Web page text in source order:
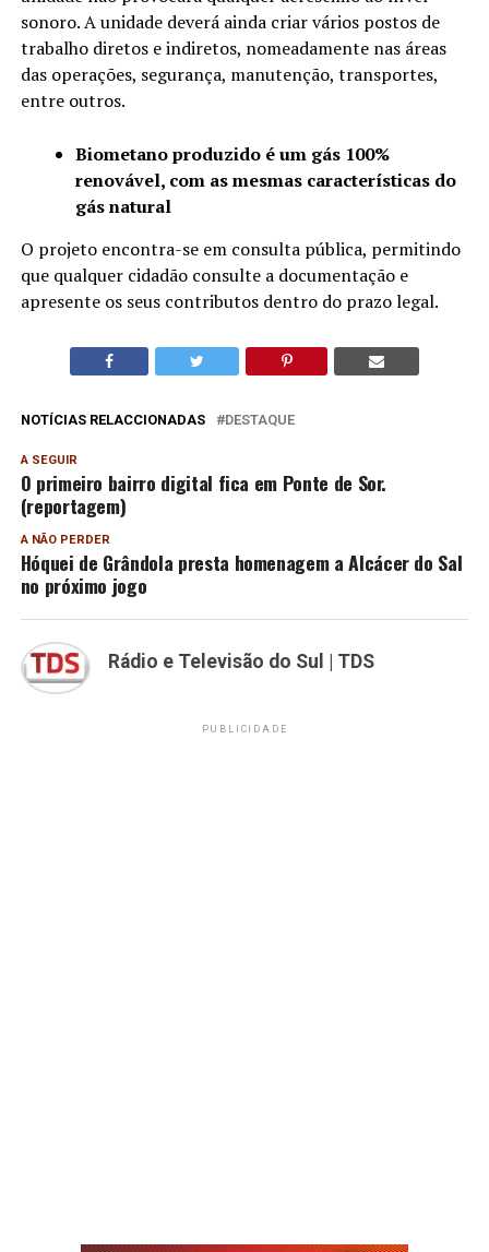
sonoro. A unidade deverá ainda criar vários postos de
trabalho diretos e indiretos, nomeadamente nas áreas
das operações, segurança, manutenção, transportes,
entre outros.
Biometano produzido é um gás 100%
renovável, com as mesmas características do
gás natural
O projeto encontra-se em consulta pública, permitindo
que qualquer cidadão consulte a documentação e
apresente os seus contributos dentro do prazo legal.
NOTÍCIAS RELACCIONADAS DESTAQUE
A SEGUIR
O primeiro bairro digital fica em Ponte de Sor.
(reportagem)
A NÃO PERDER
Hóquei de Grândola presta homenagem a Alcácer do Sal
no próximo jogo
Rádio e Televisão do Sul | TDS
PUBLICIDADE